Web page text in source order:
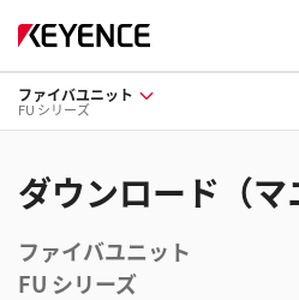
ファイバユニット
FU シリーズ
ダウンロード（マ
ファイバユニット
FU シリーズ